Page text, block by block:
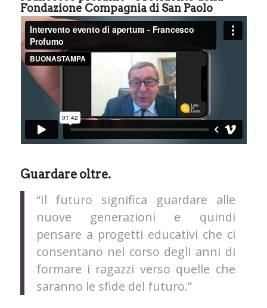
Fondazione Compagnia di San Paolo
Guardare oltre.
“Il futuro significa guardare alle
nuove generazioni e quindi
pensare a progetti educativi che ci
consentano nel corso degli anni di
formare i ragazzi verso quelle che
saranno le sfide del futuro.”